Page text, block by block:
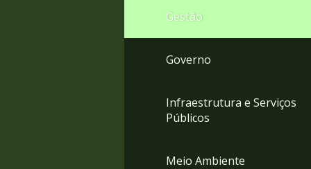
Gestão
Governo
Infraestrutura e Serviços
Públicos
Meio Ambiente